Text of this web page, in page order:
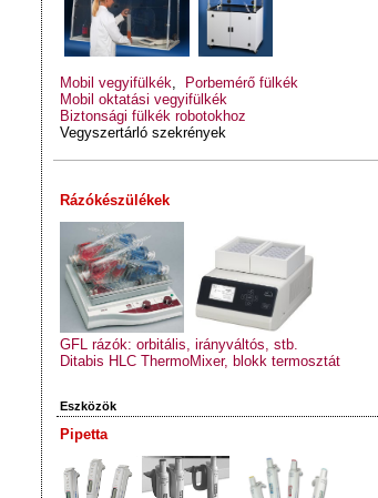
Mobil vegyifülkék,
Porbemérő fülkék
Mobil oktatási vegyifülkék
Biztonsági fülkék robotokhoz
Vegyszertárló szekrények
Rázókészülékek
GFL rázók: orbitális, irányváltós, stb.
Ditabis HLC ThermoMixer, blokk termosztát
Eszközök
Pipetta